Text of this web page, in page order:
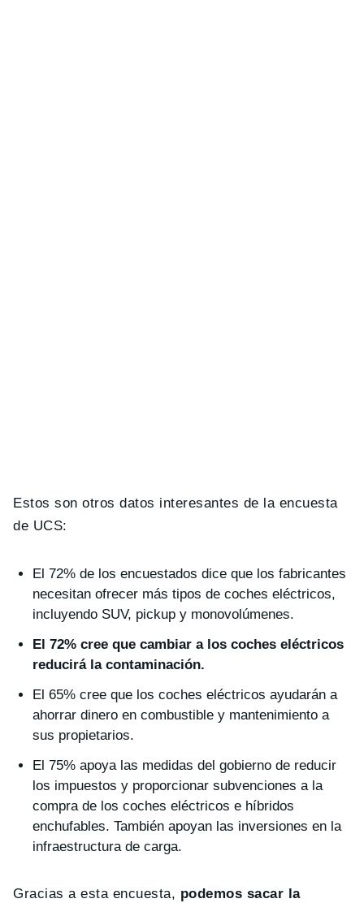
Estos son otros datos interesantes de la encuesta
de UCS:
El 72% de los encuestados dice que los fabricantes
necesitan ofrecer más tipos de coches eléctricos,
incluyendo SUV, pickup y monovolúmenes.
El 72% cree que cambiar a los coches eléctricos
reducirá la contaminación.
El 65% cree que los coches eléctricos ayudarán a
ahorrar dinero en combustible y mantenimiento a
sus propietarios.
El 75% apoya las medidas del gobierno de reducir
los impuestos y proporcionar subvenciones a la
compra de los coches eléctricos e híbridos
enchufables. También apoyan las inversiones en la
infraestructura de carga.
Gracias a esta encuesta, podemos sacar la